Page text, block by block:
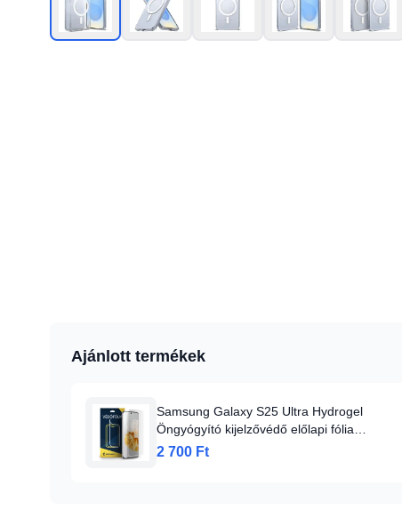
Ajánlott termékek
Samsung Galaxy S25 Ultra Hydrogel
Öngyógyító kijelzővédő előlapi fólia
Alphajack
2 700 Ft